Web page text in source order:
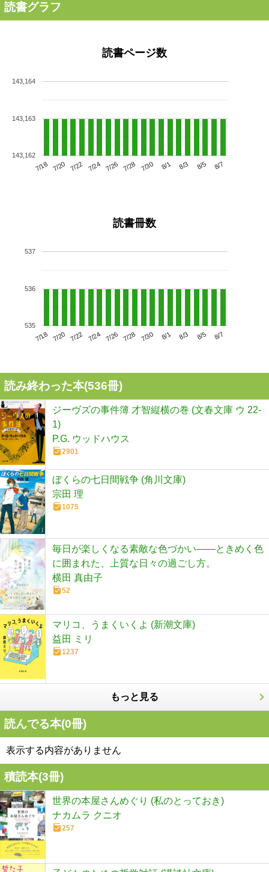
読書グラフ
読書ページ数
7/18 7/20 7/22 7/24 7/26 7/28 7/30 8/1 8/3 8/5 8/7
143,162
143,163
143,164
読書冊数
7/18 7/20 7/22 7/24 7/26 7/28 7/30 8/1 8/3 8/5 8/7
535
536
537
読み終わった本(536冊)
ジーヴズの事件簿 才智縦横の巻 (文春文庫 ウ 22-
1)
P.G. ウッドハウス
2901
ぼくらの七日間戦争 (角川文庫)
宗田 理
1075
毎日が楽しくなる素敵な色づかい――ときめく色
に囲まれた、上質な日々の過ごし方。
横田 真由子
52
マリコ、うまくいくよ (新潮文庫)
益田 ミリ
1237
もっと見る
読んでる本(0冊)
表示する内容がありません
積読本(3冊)
世界の本屋さんめぐり (私のとっておき)
ナカムラ クニオ
257